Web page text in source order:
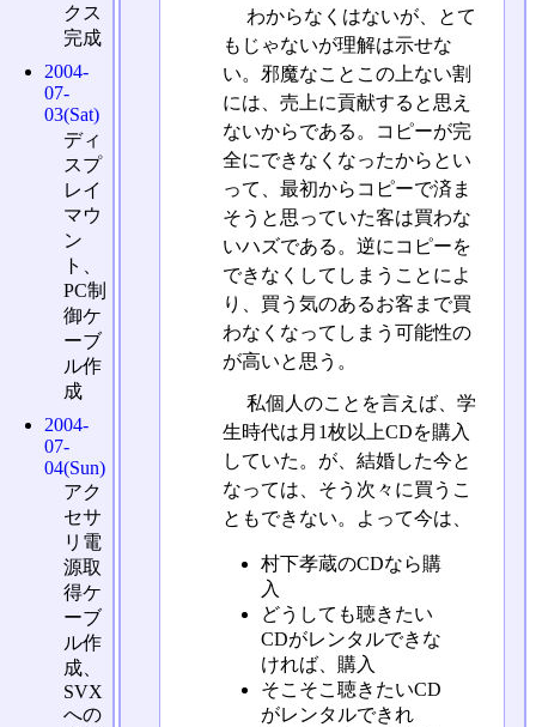
わからなくはないが、とて
もじゃないが理解は示せな
い。邪魔なことこの上ない割
には、売上に貢献すると思え
ないからである。コピーが完
全にできなくなったからとい
って、最初からコピーで済ま
そうと思っていた客は買わな
いハズである。逆にコピーを
できなくしてしまうことによ
り、買う気のあるお客まで買
わなくなってしまう可能性の
が高いと思う。
私個人のことを言えば、学
生時代は月1枚以上CDを購入
していた。が、結婚した今と
なっては、そう次々に買うこ
ともできない。よって今は、
村下孝蔵のCDなら購
入
どうしても聴きたい
CDがレンタルできな
ければ、購入
そこそこ聴きたいCD
がレンタルできれ
クス
完成
2004-
07-
03(Sat)
ディ
スプ
レイ
マウ
ン
ト、
PC制
御ケ
ーブ
ル作
成
2004-
07-
04(Sun)
アク
セサ
リ電
源取
得ケ
ーブ
ル作
成、
SVX
への